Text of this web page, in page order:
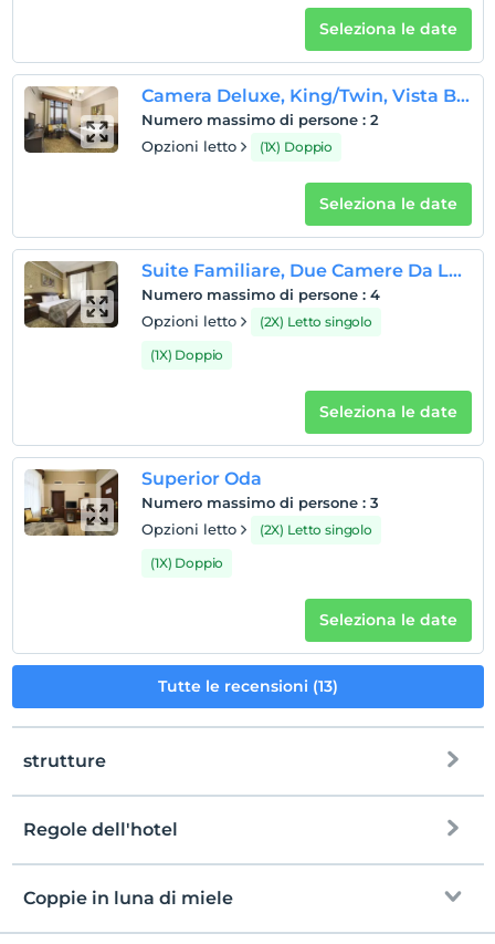
Seleziona le date
Camera Deluxe, King/Twin, Vista Bosforo
Numero massimo di persone : 2
Opzioni letto
(1X) Doppio
Seleziona le date
Suite Familiare, Due Camere Da Letto, Jacuzzi, Vista Città
Numero massimo di persone : 4
Opzioni letto
(2X) Letto singolo
(1X) Doppio
Seleziona le date
Superior Oda
Numero massimo di persone : 3
Opzioni letto
(2X) Letto singolo
(1X) Doppio
Seleziona le date
Tutte le recensioni (13)
strutture
Gratuito Wi-Fi
Regole dell'hotel
registrare
En erken saat 14:00 ve sonrası
Guardare
Coppie in luna di miele